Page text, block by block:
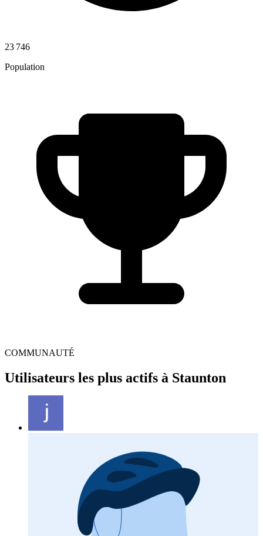
23 746
Population
COMMUNAUTÉ
Utilisateurs les plus actifs à Staunton